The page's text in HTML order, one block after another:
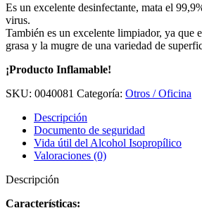
Es un excelente desinfectante, mata el
virus.
También es un excelente limpiador, ya que
grasa y la mugre de una variedad de
¡Producto Inflamable!
SKU: 0040081 Categoría: Otros / Oficina
Descripción
Documento de seguridad
Vida útil del Alcohol Isopropílico
Valoraciones (0)
Descripción
Características: